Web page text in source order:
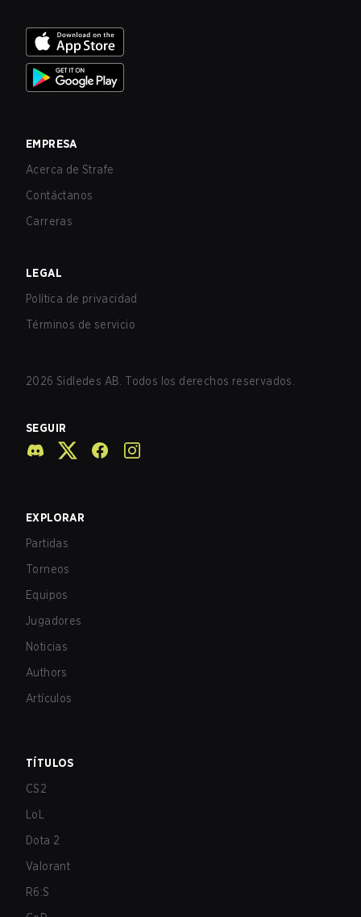
EMPRESA
Acerca de Strafe
Contáctanos
Carreras
LEGAL
Política de privacidad
Términos de servicio
2026 Sidledes AB. Todos los derechos reservados.
SEGUIR
EXPLORAR
Partidas
Torneos
Equipos
Jugadores
Noticias
Authors
Artículos
TÍTULOS
CS2
LoL
Dota 2
Valorant
R6:S